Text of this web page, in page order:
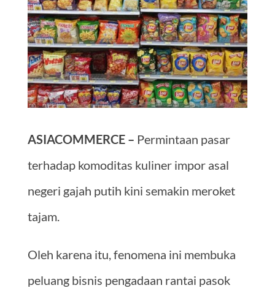
ASIACOMMERCE – Permintaan pasar
terhadap komoditas kuliner impor asal
negeri gajah putih kini semakin meroket
tajam.
Oleh karena itu, fenomena ini membuka
peluang bisnis pengadaan rantai pasok